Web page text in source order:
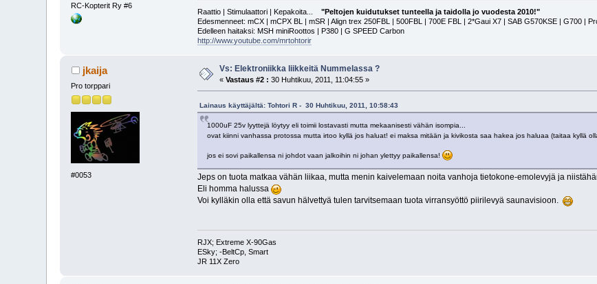
RC-Kopterit Ry #6
Raattio | Stimulaattori | Kepakoita... "Peltojen kuidutukset tunteella ja taidolla jo vuodesta 2010!"
Edesmenneet: mCX | mCPX BL | mSR | Align trex 250FBL | 500FBL | 700E FBL | 2*Gaui X7 | SAB G570KSE | G700 |
Edelleen haitaksi: MSH miniRoottos | P380 | G SPEED Carbon
http://www.youtube.com/mrtohtorir
jkaija
Pro torppari
#0053
Vs: Elektroniikka liikkeitä Nummelassa ?
«Vastaus #2 : 30 Huhtikuu, 2011, 11:04:55 »
Lainaus käyttäjältä: Tohtori R - 30 Huhtikuu, 2011, 10:58:43
1000uF 25v lyyttejä löytyy eli toimii lostavasti mutta mekaanisesti vähän isompia...
ovat kiinni vanhassa protossa mutta irtoo kyllä jos haluat! ei maksa mitään ja kivikosta saa hakea jos haluaa (taitaa kyllä
jos ei sovi paikallensa ni johdot vaan jalkoihin ni johan ylettyy paikallensa!
Jeps on tuota matkaa vähän liikaa, mutta menin kaivelemaan noita vanhoja tietokone-emolevyjä ja
Eli homma halussa
Voi kylläkin olla että savun hälvettyä tulen tarvitsemaan tuota virransyöttö piirilevyä saunavisioon.
RJX; Extreme X-90Gas
ESky; -BeltCp, Smart
JR 11X Zero